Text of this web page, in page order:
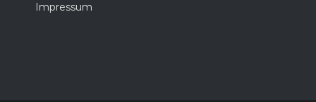
Impressum